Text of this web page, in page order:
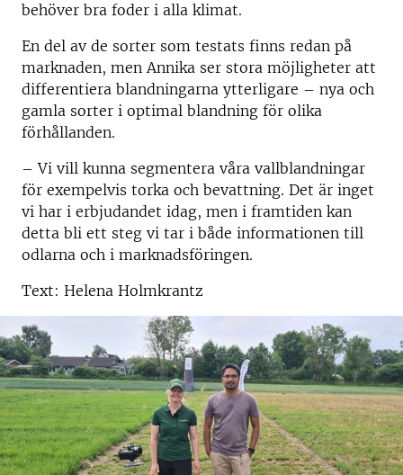
behöver bra foder i alla klimat.
En del av de sorter som testats finns redan på
marknaden, men Annika ser stora möjligheter att
differentiera blandningarna ytterligare – nya och
gamla sorter i optimal blandning för olika
förhållanden.
– Vi vill kunna segmentera våra vallblandningar
för exempelvis torka och bevattning. Det är inget
vi har i erbjudandet idag, men i framtiden kan
detta bli ett steg vi tar i både informationen till
odlarna och i marknadsföringen.
Text: Helena Holmkrantz